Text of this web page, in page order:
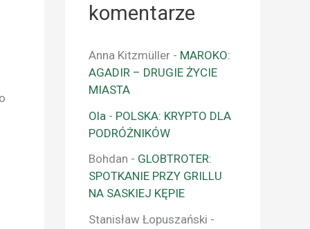
komentarze
Anna Kitzmüller - MAROKO:
AGADIR – DRUGIE ŻYCIE
MIASTA
Ola - POLSKA: KRYPTO DLA
PODRÓŻNIKÓW
Bohdan - GLOBTROTER:
SPOTKANIE PRZY GRILLU
NA SASKIEJ KĘPIE
Stanisław Łopuszański -